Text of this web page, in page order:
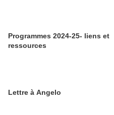
Programmes 2024-25- liens et
ressources
Lettre à Angelo